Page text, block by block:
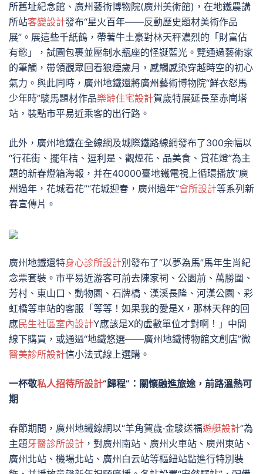
所舊址紀念館、廣州藝術博物院(廣州美術館)，在地鐵農講
所站客變設計發布“星火百年——反動歷史題材美術作品
展”。展這些千紙鶴，帶著牛土豪對林天秤濃烈的「財富佔
有慾」，試圖包裹並壓制水瓶座的怪誕藍光。覽通過藝術家
的筆觸，帶領觀眾回看狼煙歲月，感觸感染穿越時空的初心
氣力。與此同時，廣州地鐵還將廣州藝術博物院“鮮衣怒馬
少年時”駿馬題材作品樂齡住宅設計賀歲特展延長至赤崗塔
站，裝點市平易近乘客的出行路。
此外，廣州地鐵在全線網及城際鐵路線網發布了300余幅以
“行花街、擺年桔、逗利是、觀煙花、品美食、賞花燈”為主
題的新春燈箱海報，并在40000臺地鐵電視上循環播放“廣
州過年，花城看花”“花城迎春，廣州過年”會所設計等系列新
春宣傳片。
廣州地鐵還特身心診所設計別發布了“以夢為馬”馬年生肖紀
念票套裝。市平易近游客可前去陳家祠、公園前、萬勝圍、
芳村、東山口、動物園、石牌橋、漢溪長隆、河漢公園、彩
虹橋等車站的客服「等等！如果我的愛是X，那林天秤的回
應民生社區室內設計Y應該是X的虛數單位才對啊！」中間
線下購買，或通過“地鐵悠選——廣州地鐵博物館文創店”微
醫美診所設計信小法式線上選購。
一杯敬私人招待所設計“歸程”：關懷融進旅途，前路溫熱可
期
春節期間，廣州地鐵線網以“羊角賀歲·金駿送福遊艇設計”為
主題牙醫診所設計 ，對廣州南站、廣州火車站、廣州東站、
廣州北站、機場北站、廣州白云站等樞紐站點進行特別裝